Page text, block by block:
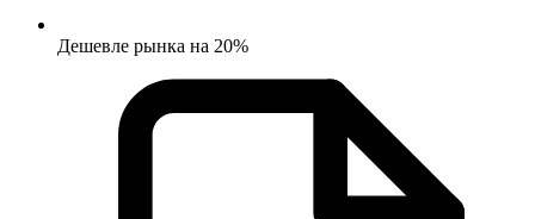
Дешевле рынка на 20%